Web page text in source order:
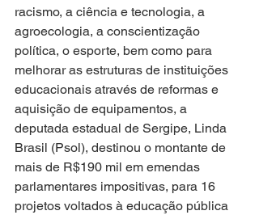
racismo, a ciência e tecnologia, a
agroecologia, a conscientização
política, o esporte, bem como para
melhorar as estruturas de instituições
educacionais através de reformas e
aquisição de equipamentos, a
deputada estadual de Sergipe, Linda
Brasil (Psol), destinou o montante de
mais de R$190 mil em emendas
parlamentares impositivas, para 16
projetos voltados à educação pública